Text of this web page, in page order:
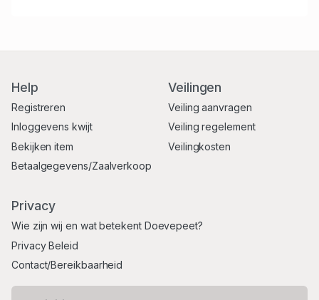
Help
Registreren
Inloggevens kwijt
Bekijken item
Betaalgegevens/Zaalverkoop
Veilingen
Veiling aanvragen
Veiling regelement
Veilingkosten
Privacy
Wie zijn wij en wat betekent Doevepeet?
Privacy Beleid
Contact/Bereikbaarheid